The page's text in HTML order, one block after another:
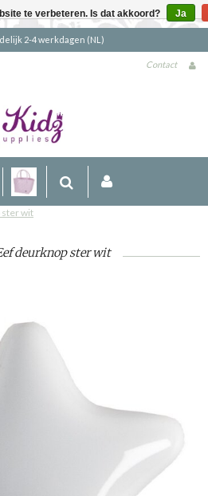
Gratis verzending boven €90 (NL)
Contact
ster wit
deurknop ster wit
te verbeteren. Is dat akkoord? Ja